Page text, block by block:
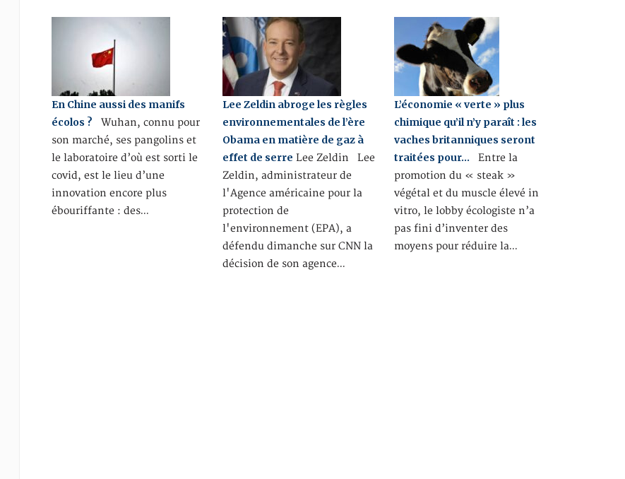
En Chine aussi des manifs
écolos ? Wuhan, connu pour
son marché, ses pangolins et
le laboratoire d’où est sorti le
covid, est le lieu d’une
innovation encore plus
ébouriffante : des…
Lee Zeldin abroge les règles
environnementales de l’ère
Obama en matière de gaz à
effet de serre Lee Zeldin Lee
Zeldin, administrateur de
l'Agence américaine pour la
protection de
l'environnement (EPA), a
défendu dimanche sur CNN la
décision de son agence…
L’économie « verte » plus
chimique qu’il n’y paraît : les
vaches britanniques seront
traitées pour… Entre la
promotion du « steak »
végétal et du muscle élevé in
vitro, le lobby écologiste n’a
pas fini d’inventer des
moyens pour réduire la…